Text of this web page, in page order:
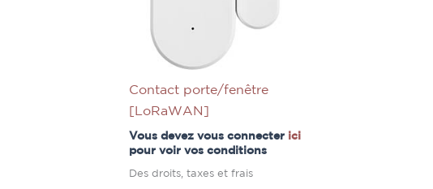
Contact porte/fenêtre
[LoRaWAN]
Vous devez vous connecter ici
pour voir vos conditions
Des droits, taxes et frais